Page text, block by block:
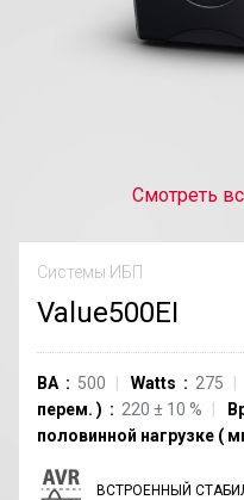
Смотреть
Системы ИБП
Value500EI
ВА 500 Watts 275
перем. ) 220 ± 10 %
половинной нагрузке (
ВСТРОЕННЫЙ